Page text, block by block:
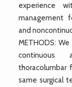
experience
management
and
METHODS:
continuous
thoracolumbar
same surgical